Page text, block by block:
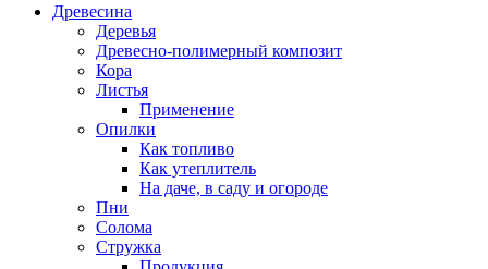
Древесина
Деревья
Древесно-полимерный композит
Кора
Листья
Применение
Опилки
Как топливо
Как утеплитель
На даче, в саду и огороде
Пни
Солома
Стружка